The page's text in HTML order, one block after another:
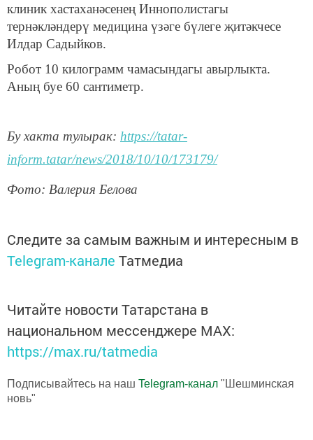
клиник хастаханәсенең Иннополистагы
тернәкләндерү медицина үзәге бүлеге җитәкчесе
Илдар Садыйков.
Робот 10 килограмм чамасындагы авырлыкта.
Аның буе 60 сантиметр.
Бу хакта тулырак: https://tatar-
inform.tatar/news/2018/10/10/173179/
Фото: Валерия Белова
Следите за самым важным и интересным в
Telegram-канале Татмедиа
Читайте новости Татарстана в
национальном мессенджере MАХ:
https://max.ru/tatmedia
Подписывайтесь на наш Telegram-канал "Шешминская
новь"